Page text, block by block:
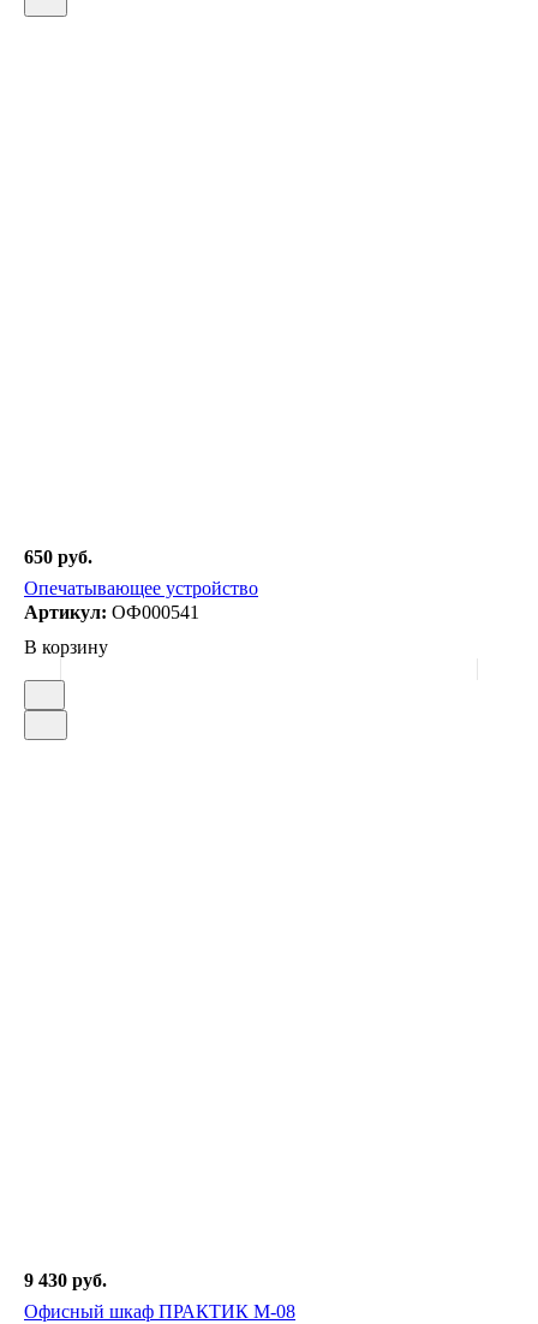
650 руб.
Опечатывающее устройство
Артикул: ОФ000541
В корзину
9 430 руб.
Офисный шкаф ПРАКТИК M-08